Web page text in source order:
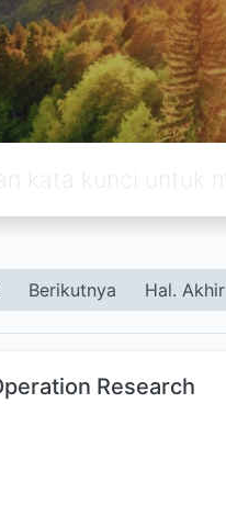
Berikutnya Hal. Akhir
Research